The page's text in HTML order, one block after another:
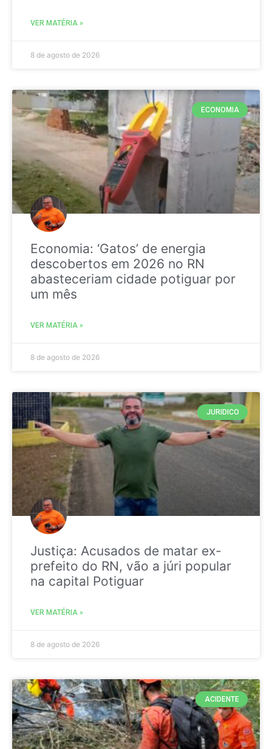
VER MATÉRIA »
8 de agosto de 2026
ECONOMIA
Economia: ‘Gatos’ de energia
descobertos em 2026 no RN
abasteceriam cidade potiguar por
um mês
VER MATÉRIA »
8 de agosto de 2026
JURIDICO
Justiça: Acusados de matar ex-
prefeito do RN, vão a júri popular
na capital Potiguar
VER MATÉRIA »
8 de agosto de 2026
ACIDENTE